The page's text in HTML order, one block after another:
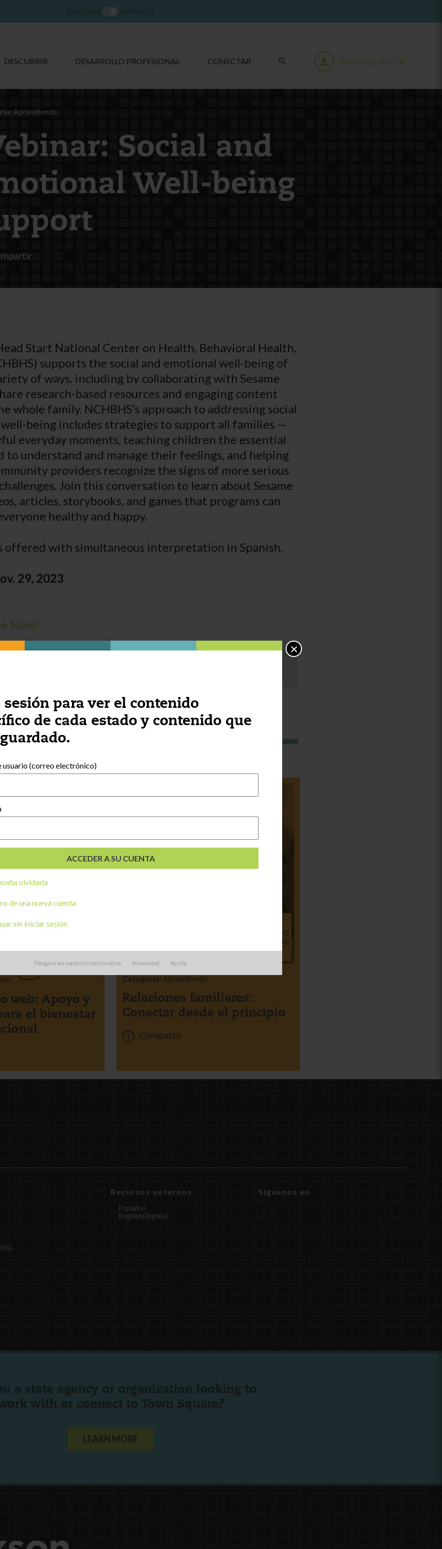
sesión para ver el contenido
de cada estado y contenido que
usuario (correo electrónico)
olvidada
de una nueva cuenta
sin iniciar sesión
Póngase en contacto con nosotros Privacidad Ayuda
×
DESCUBRIR DESARROLLO PROFESIONAL CONECTAR INICIO DE SESIÓN
Aprendiendo
Social and
Well-being
Start National Center on Health, Behavioral Health,
supports the social and emotional well-being of
of ways, including by collaborating with Sesame
research-based resources and engaging content
whole family. NCHBHS’s approach to addressing social
being includes strategies to support all families —
everyday moments, teaching children the essential
to understand and manage their feelings, and helping
providers recognize the signs of more serious
Join this conversation to learn about Sesame
articles, storybooks, and games that programs can
healthy and happy.
offered with simultaneous interpretation in Spanish.
29, 2023
Now!
que podrían interesarle:
web: Apoyo y
el bienestar
TABLERO
DE CORCHO
Categoría: Aprendiendo
Relaciones familiares:
Conectar desde el principio
Compartir
)
Recursos externos
Español
English(Inglés)
Síguenos en
a state agency or organization looking to
with or connect to Town Square?
LEARN MORE